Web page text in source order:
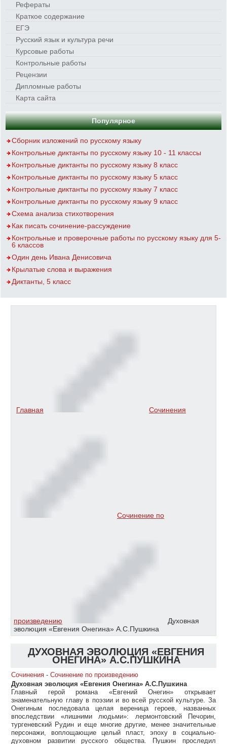
Рефераты
Краткое содержание
ЕГЭ
Русский язык и культура речи
Курсовые работы
Контрольные работы
Рецензии
Дипломные работы
Карта сайта
Популярное
Сборник изложений по русскому языку
Контрольные диктанты по русскому языку 10 - 11 классы
Контрольные диктанты по русскому языку 8 класс
Контрольные диктанты по русскому языку 5 класс
Контрольные диктанты по русскому языку 7 класс
Контрольные диктанты по русскому языку 9 класс
Схема анализа стихотворения
Как писать сочинение-рассуждение
Контрольные и проверочные работы по русскому языку для 5-
6 классов
Один день Ивана Денисовича
Крылатые слова и выражения
Диктанты, 5 класс
Главная Сочинения
Сочинение по
произведению
Духовная
эволюция «Евгения Онегина» А.С.Пушкина
ДУХОВНАЯ ЭВОЛЮЦИЯ «ЕВГЕНИЯ
ОНЕГИНА» А.С.ПУШКИНА
Сочинения - Сочинение по произведению
Духовная эволюция «Евгения Онегина» А.С.Пушкина
Главный герой романа «Евгений Онегин» открывает
знаменательную главу в поэзии и во всей русской культуре. За
Онегиным последовала целая вереница героев, названных
впоследствии «лишними людьми»: лермонтовский Печорин,
тургеневский Рудин и еще многие другие, менее значительные
персонажи, воплощающие целый пласт, эпоху в социально-
духовном развитии русского общества. Пушкин проследил